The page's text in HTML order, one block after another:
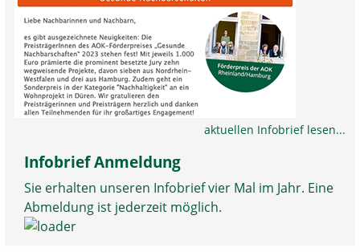
aktuellen Infobrief lesen...
Infobrief Anmeldung
Sie erhalten unseren Infobrief vier Mal im Jahr. Eine
Abmeldung ist jederzeit möglich.